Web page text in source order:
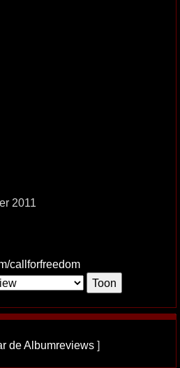
2011
callforfreedom
de Albumreviews ]